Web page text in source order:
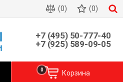
(0) (0)
+7 (495) 50-777-40
+7 (925) 589-09-05
Корзина
0